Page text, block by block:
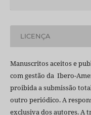
LICENÇA
Manuscritos aceitos e
com gestão da Ibero-
proibida a submissão
outro periódico. A
exclusiva dos autores. A